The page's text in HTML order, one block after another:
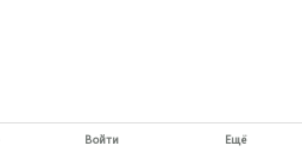
Войти Ещё